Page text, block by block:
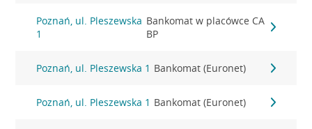
Poznań, ul. Pleszewska
1
Bankomat w placówce CA
BP
Poznań, ul. Pleszewska 1 Bankomat (Euronet)
Poznań, ul. Pleszewska 1 Bankomat (Euronet)